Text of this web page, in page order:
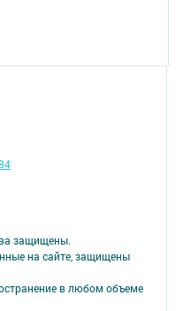
защищены.
на сайте, защищены
в любом объеме